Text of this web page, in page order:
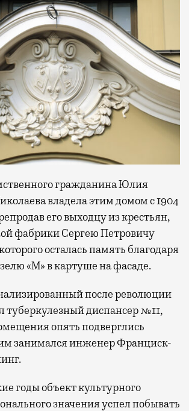
гражданина Юлия
владела этим домом с 1904
его выходцу из крестьян,
фабрики Сергею Петровичу
осталась память благодаря
«М» в картуше на фасаде.
после революции
туберкулезный диспансер №11,
опять подверглись
занимался инженер Франциск-
годы объект культурного
значения успел побывать